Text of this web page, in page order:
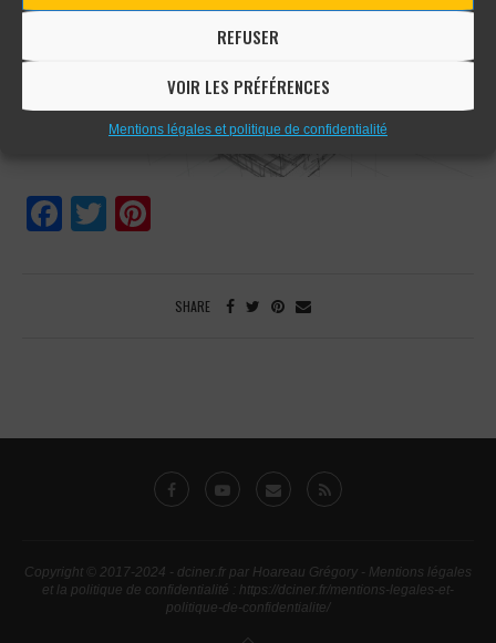
REFUSER
VOIR LES PRÉFÉRENCES
Mentions légales et politique de confidentialité
Facebook
Twitter
SHARE
Copyright © 2017-2024 - dciner.fr par Hoareau Grégory - Mentions légales
et la politique de confidentialité : https://dciner.fr/mentions-legales-et-
politique-de-confidentialite/